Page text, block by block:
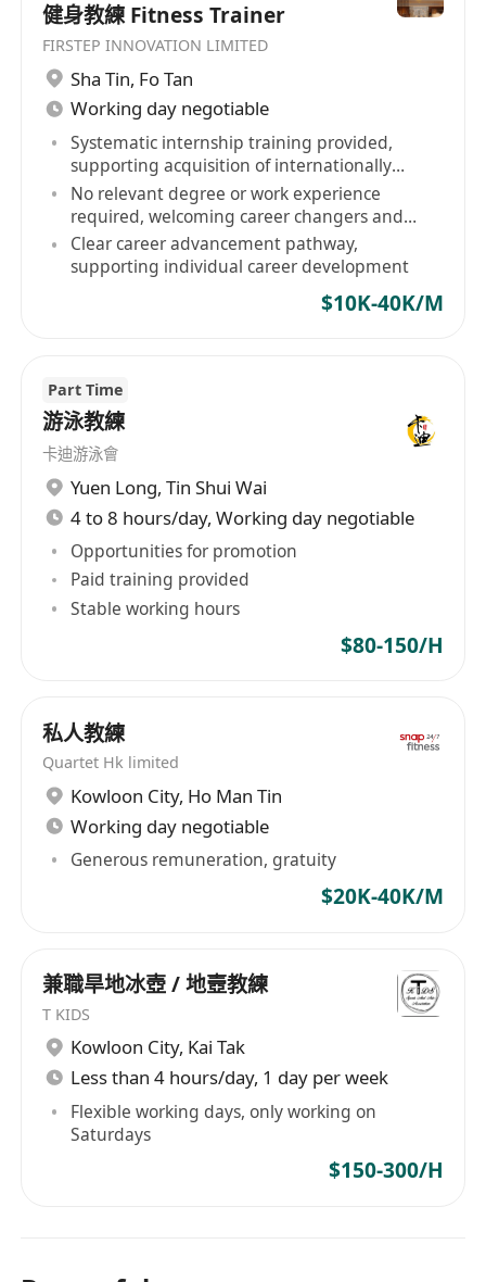
健身教練 Fitness Trainer
FIRSTEP INNOVATION LIMITED
Sha Tin, Fo Tan
Working day negotiable
Systematic internship training provided,
supporting acquisition of internationally
recognized qualifications
No relevant degree or work experience
required, welcoming career changers and
retirees
Clear career advancement pathway,
supporting individual career development
$10K-40K/M
Part Time
游泳教練
卡迪游泳會
Yuen Long, Tin Shui Wai
4 to 8 hours/day, Working day negotiable
Opportunities for promotion
Paid training provided
Stable working hours
$80-150/H
私人教練
Quartet Hk limited
Kowloon City, Ho Man Tin
Working day negotiable
Generous remuneration, gratuity
$20K-40K/M
兼職旱地冰壺 / 地壼教練
T KIDS
Kowloon City, Kai Tak
Less than 4 hours/day, 1 day per week
Flexible working days, only working on
Saturdays
$150-300/H